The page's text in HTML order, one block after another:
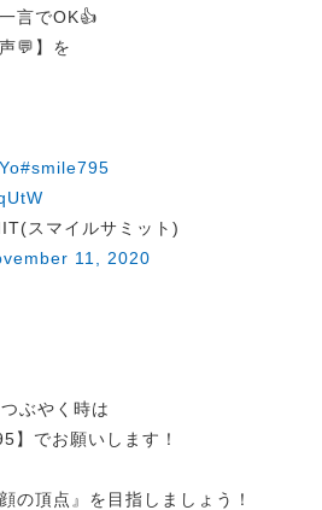
言でOK👍
💬】を
#smile795
スマイルサミット)
11, 2020
ぶやく時は
】でお願いします！
の頂点』を目指しましょう！